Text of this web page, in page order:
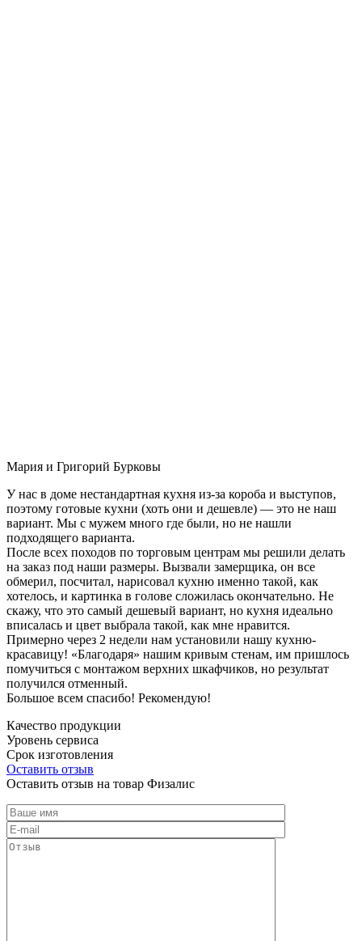
Мария и Григорий Бурковы
У нас в доме нестандартная кухня из-за короба и выступов,
поэтому готовые кухни (хоть они и дешевле) — это не наш
вариант. Мы с мужем много где были, но не нашли
подходящего варианта.
После всех походов по торговым центрам мы решили делать
на заказ под наши размеры. Вызвали замерщика, он все
обмерил, посчитал, нарисовал кухню именно такой, как
хотелось, и картинка в голове сложилась окончательно. Не
скажу, что это самый дешевый вариант, но кухня идеально
вписалась и цвет выбрала такой, как мне нравится.
Примерно через 2 недели нам установили нашу кухню-
красавицу! «Благодаря» нашим кривым стенам, им пришлось
помучиться с монтажом верхних шкафчиков, но результат
получился отменный.
Большое всем спасибо! Рекомендую!
Качество продукции
Уровень сервиса
Срок изготовления
Оставить отзыв
Оставить отзыв на товар Физалис